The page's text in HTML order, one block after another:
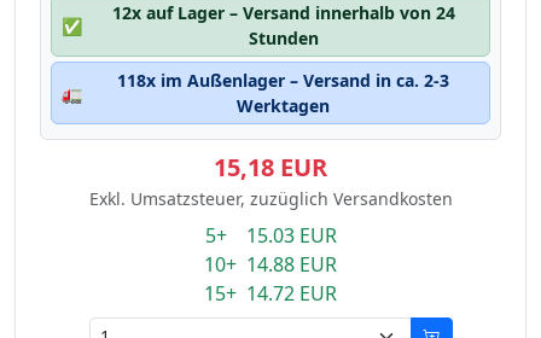
✅
12x auf Lager – Versand innerhalb von 24
Stunden
🚛
118x im Außenlager – Versand in ca. 2-3
Werktagen
15,18 EUR
Exkl. Umsatzsteuer, zuzüglich Versandkosten
5+ 15.03 EUR
10+ 14.88 EUR
15+ 14.72 EUR